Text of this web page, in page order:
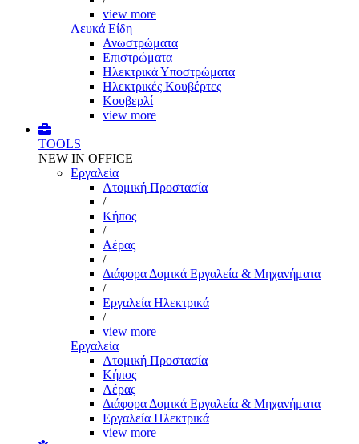
view more
Λευκά Είδη
Ανωστρώματα
Επιστρώματα
Ηλεκτρικά Υποστρώματα
Ηλεκτρικές Κουβέρτες
Κουβερλί
view more
TOOLS
NEW IN OFFICE
Εργαλεία
Aτομική Προστασία
/
Kήπος
/
Αέρας
/
Διάφορα Δομικά Εργαλεία & Μηχανήματα
/
Εργαλεία Ηλεκτρικά
/
view more
Εργαλεία
Aτομική Προστασία
Kήπος
Αέρας
Διάφορα Δομικά Εργαλεία & Μηχανήματα
Εργαλεία Ηλεκτρικά
view more